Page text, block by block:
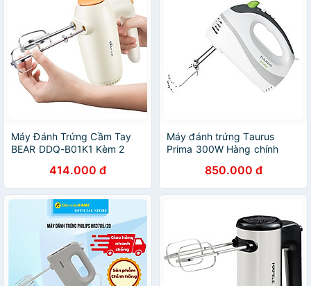
Máy Đánh Trứng Cầm Tay
BEAR DDQ-B01K1 Kèm 2
Hàng Chính Hãng
414.000 đ
Máy đánh trứng Taurus
Prima 300W Hàng chính
850.000 đ